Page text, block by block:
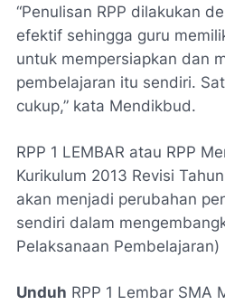
“Penulisan RPP dilakukan
efektif sehingga guru
untuk mempersiapkan dan
pembelajaran itu sendiri.
cukup,” kata Mendikbud.
RPP 1 LEMBAR atau RPP
Kurikulum 2013 Revisi
akan menjadi perubahan
sendiri dalam
Pelaksanaan Pembelajaran)
Unduh RPP 1 Lembar SMA